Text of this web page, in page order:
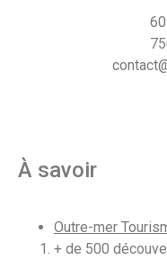
À savoir
Outre-mer
+ de 500